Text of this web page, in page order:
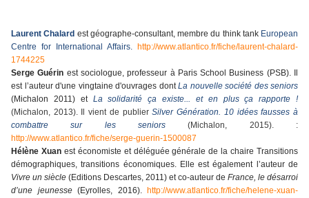
Laurent Chalard est géographe-consultant, membre du think tank European
Centre for International Affairs. http://www.atlantico.fr/fiche/laurent-chalard-
1744225
Serge Guérin est sociologue, professeur à Paris School Business (PSB). Il
est l’auteur d'une vingtaine d'ouvrages dontLa nouvelle société des seniors
(Michalon 2011) etLa solidarité ça existe... et en plus ça rapporte !
(Michalon, 2013). Il vient de publierSilver Génération. 10 idées fausses à
combattre sur les seniors (Michalon, 2015). :
http://www.atlantico.fr/fiche/serge-guerin-1500087
Hélène Xuan est économiste et déléguée générale de la chaire Transitions
démographiques, transitions économiques. Elle est également l’auteur de
Vivre un siècle (Editions Descartes, 2011) et co-auteur de France, le désarroi
d’une jeunesse(Eyrolles, 2016).
http://www.atlantico.fr/fiche/helene-xuan-